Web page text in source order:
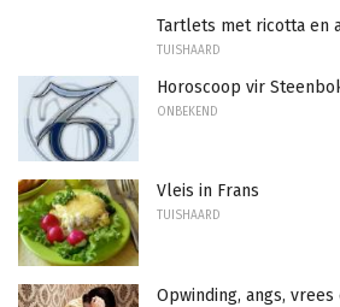
Tartlets met ricotta en
TUISHAARD
Horoscoop vir
ONBEKEND
Vleis in Frans
TUISHAARD
Opwinding, angs,